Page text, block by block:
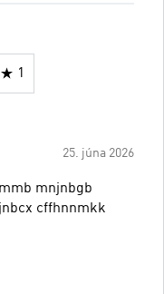
1
25. júna 2026
mnjnbgb
cffhnnmkk